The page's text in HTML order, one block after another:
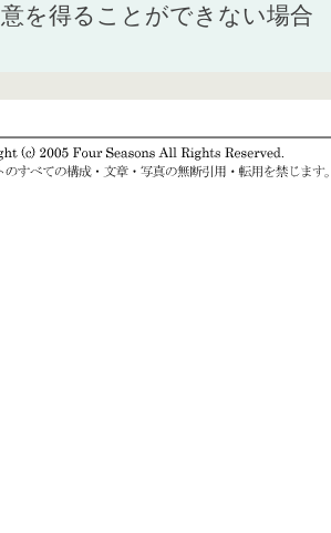
意を得ることができない場合